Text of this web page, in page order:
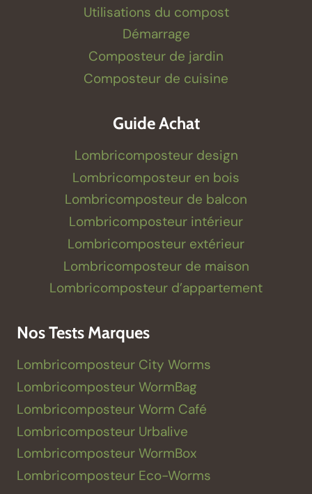
Utilisations du compost
Démarrage
Composteur de jardin
Composteur de cuisine
Guide Achat
Lombricomposteur design
Lombricomposteur en bois
Lombricomposteur de balcon
Lombricomposteur intérieur
Lombricomposteur extérieur
Lombricomposteur de maison
Lombricomposteur d’appartement
Nos Tests Marques
Lombricomposteur City Worms
Lombricomposteur WormBag
Lombricomposteur Worm Café
Lombricomposteur Urbalive
Lombricomposteur WormBox
Lombricomposteur Eco-Worms